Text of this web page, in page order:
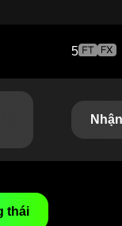
5
thái